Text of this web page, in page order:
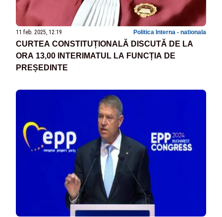
11 feb. 2025, 12:19 Politica Interna - nationala
CURTEA CONSTITUȚIONALĂ DISCUTĂ DE LA
ORA 13,00 INTERIMATUL LA FUNCȚIA DE
PREȘEDINTE